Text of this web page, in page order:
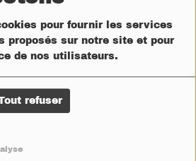
pour fournir les services
proposés sur notre site et pour
de nos utilisateurs.
refuser